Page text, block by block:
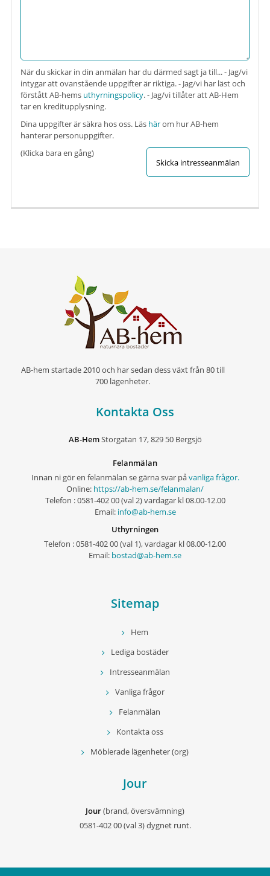
När du skickar in din anmälan har du därmed sagt ja till...- Jag/vi
intygar att ovanstående uppgifter är riktiga.- Jag/vi har läst och
förstått AB-hems uthyrningspolicy.- Jag/vi tillåter att AB-Hem
tar en kreditupplysning.
Dina uppgifter är säkra hos oss. Läs härom hur AB-hem
hanterar personuppgifter.
(Klicka bara en gång)
AB-hem startade 2010 och har sedan dess växt från 80 till
700 lägenheter.
Kontakta Oss
AB-HemStorgatan 17, 829 50 Bergsjö
Felanmälan
Innan ni gör en felanmälan se gärna svar påvanliga frågor.
Online: https://ab-hem.se/felanmalan/
Telefon : 0581-402 00 (val 2) vardagar kl 08.00-12.00
Email: info@ab-hem.se
Uthyrningen
Telefon : 0581-402 00 (val 1), vardagar kl 08.00-12.00
Email: bostad@ab-hem.se
Sitemap
Hem
Lediga bostäder
Intresseanmälan
Vanliga frågor
Felanmälan
Kontakta oss
Möblerade lägenheter (org)
Jour
Jour(brand, översvämning)
0581-402 00 (val 3) dygnet runt.